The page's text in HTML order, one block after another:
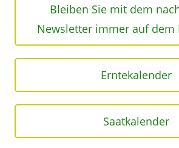
Bleiben Sie mit dem
Newsletter immer auf dem
Erntekalender
Saatkalender